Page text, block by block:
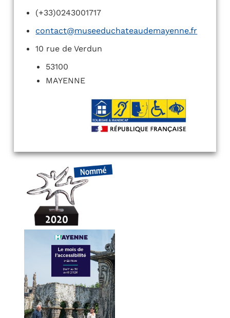
(+33)0243001717
contact@museeduchateaudemayenne.fr
10 rue de Verdun
53100
MAYENNE